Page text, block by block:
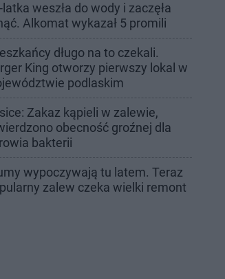
latka weszła do wody i zaczęła
Alkomat wykazał 5 promili
długo na to czekali.
King otworzy pierwszy lokal w
podlaskim
Zakaz kąpieli w zalewie,
obecność groźnej dla
bakterii
wypoczywają tu latem. Teraz
zalew czeka wielki remont